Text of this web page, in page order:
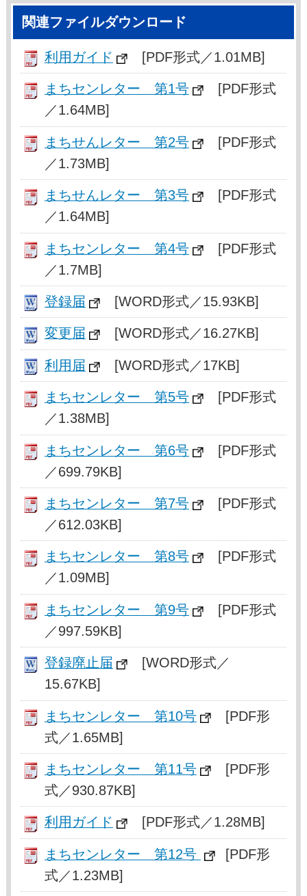
関連ファイルダウンロード
利用ガイド [PDF形式／1.01MB]
まちセンレター 第1号
[PDF形式
／1.64MB]
まちせんレター 第2号
[PDF形式
／1.73MB]
まちせんレター 第3号
[PDF形式
／1.64MB]
まちセンレター 第4号
[PDF形式
／1.7MB]
登録届 [WORD形式／15.93KB]
変更届 [WORD形式／16.27KB]
利用届 [WORD形式／17KB]
まちセンレター 第5号
[PDF形式
／1.38MB]
まちセンレター 第6号
[PDF形式
／699.79KB]
まちセンレター 第7号
[PDF形式
／612.03KB]
まちセンレター 第8号
[PDF形式
／1.09MB]
まちセンレター 第9号
[PDF形式
／997.59KB]
登録廃止届
[WORD形式／
15.67KB]
まちセンレター 第10号
[PDF形
式／1.65MB]
まちセンレター 第11号
[PDF形
式／930.87KB]
利用ガイド [PDF形式／1.28MB]
まちセンレター 第12号
[PDF形
式／1.23MB]